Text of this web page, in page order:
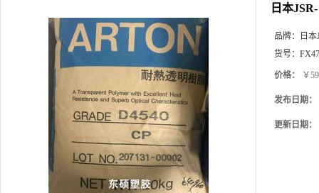
日本
品牌：
日
货号：
价格： ￥
发布日期：
更新日期：